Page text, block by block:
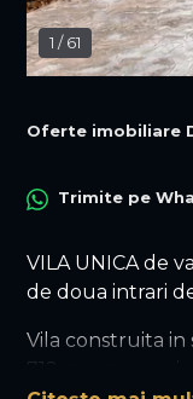
1 /61
Oferte imobiliare
Trimite pe
VILA UNICA de
de doua intrari
Vila construita in
712 mp, panouri